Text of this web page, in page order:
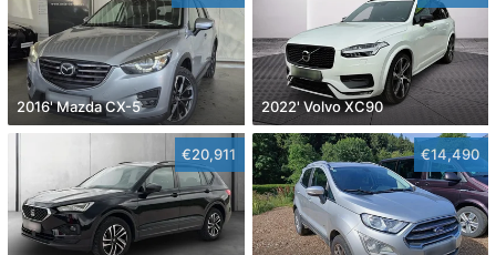
2016' Mazda CX-5 2022' Volvo XC90
€20,911 €14,490